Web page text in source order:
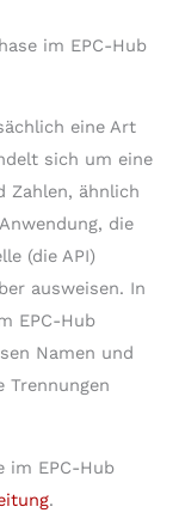
im EPC-Hub
eine Art
sich um eine
Zahlen, ähnlich
die
(die API)
ausweisen. In
EPC-Hub
Namen und
Trennungen
im EPC-Hub
.